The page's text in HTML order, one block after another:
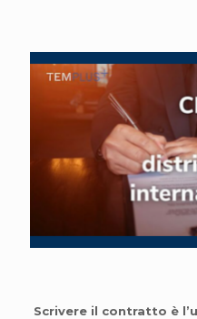
Scrivere il contratto è